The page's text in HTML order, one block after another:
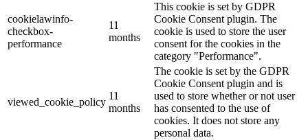
cookielawinfo-
checkbox-
performance
11
months
This cookie is set by GDPR
Cookie Consent plugin. The
cookie is used to store the user
consent for the cookies in the
category "Performance".
viewed_cookie_policy
11
months
The cookie is set by the GDPR
Cookie Consent plugin and is
used to store whether or not user
has consented to the use of
cookies. It does not store any
personal data.